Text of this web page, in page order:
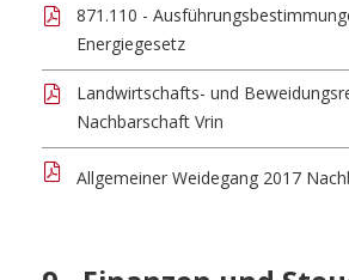
871.110 -
Energiegesetz
Landwirtschafts- und
Nachbarschaft Vrin
Allgemeiner Weidegang 2017